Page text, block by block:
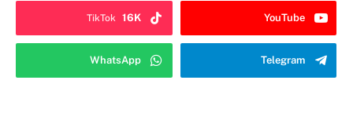
YouTube
TikTok 16K
Telegram
WhatsApp